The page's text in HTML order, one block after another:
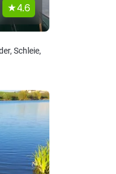
4.6
Schleie,